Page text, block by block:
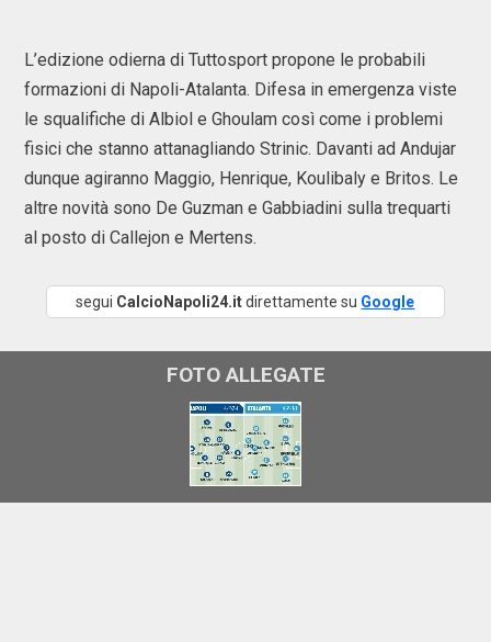
L’edizione odierna di Tuttosport propone le probabili
formazioni di Napoli-Atalanta. Difesa in emergenza viste
le squalifiche di Albiol e Ghoulam così come i problemi
fisici che stanno attanagliando Strinic. Davanti ad Andujar
dunque agiranno Maggio, Henrique, Koulibaly e Britos. Le
altre novità sono De Guzman e Gabbiadini sulla trequarti
al posto di Callejon e Mertens.
segui CalcioNapoli24.itdirettamente su Google
FOTO ALLEGATE